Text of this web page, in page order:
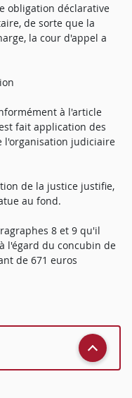
obligation déclarative
de sorte que la
la cour d'appel a
à l'article
fait application des
l'organisation judiciaire
de la justice justifie,
au fond.
8 et 9 qu'il
l'égard du concubin de
de 671 euros